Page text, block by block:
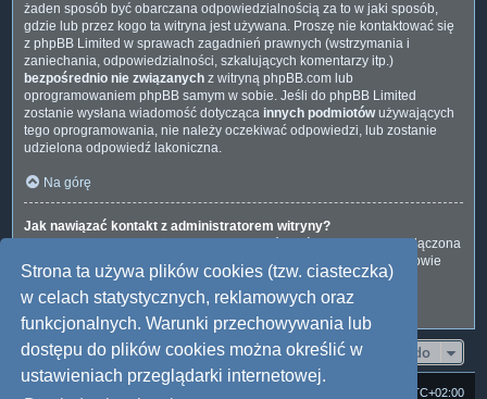
Strona ta używa plików cookies (tzw. ciasteczka)
w celach statystycznych, reklamowych oraz
funkcjonalnych. Warunki przechowywania lub
dostępu do plików cookies można określić w
ustawieniach przeglądarki internetowej.
żaden sposób być obarczana odpowiedzialnością za to w jaki sposób,
gdzie lub przez kogo ta witryna jest używana. Proszę nie kontaktować się
z phpBB Limited w sprawach zagadnień prawnych (wstrzymania i
zaniechania, odpowiedzialności, szkalujących komentarzy itp.)
bezpośrednio nie związanych z witryną phpBB.com lub
oprogramowaniem phpBB samym w sobie. Jeśli do phpBB Limited
zostanie wysłana wiadomość dotycząca innych podmiotówużywających
tego oprogramowania, nie należy oczekiwać odpowiedzi, lub zostanie
udzielona odpowiedź lakoniczna.
Na górę
Jak nawiązać kontakt z administratorem witryny?
Wszyscy użytkownicy witryny mogą używać – jeśli funkcja ta jest włączona
przez administratora witryny – formularza „Kontakt z nami”. Członkowie
witryny mogą także używać odnośnika „Zespół administracyjny”.
Na górę
Przejdź do
UTC+02:00